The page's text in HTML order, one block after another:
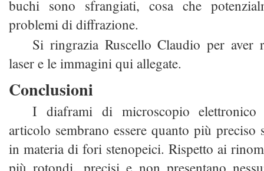
buchi sono sfrangiati, cosa che
problemi di diffrazione.
Si ringrazia Ruscello Claudio per aver
laser e le immagini qui allegate.
Conclusioni
I diaframi di microscopio
articolo sembrano essere quanto più preciso
in materia di fori stenopeici. Rispetto ai